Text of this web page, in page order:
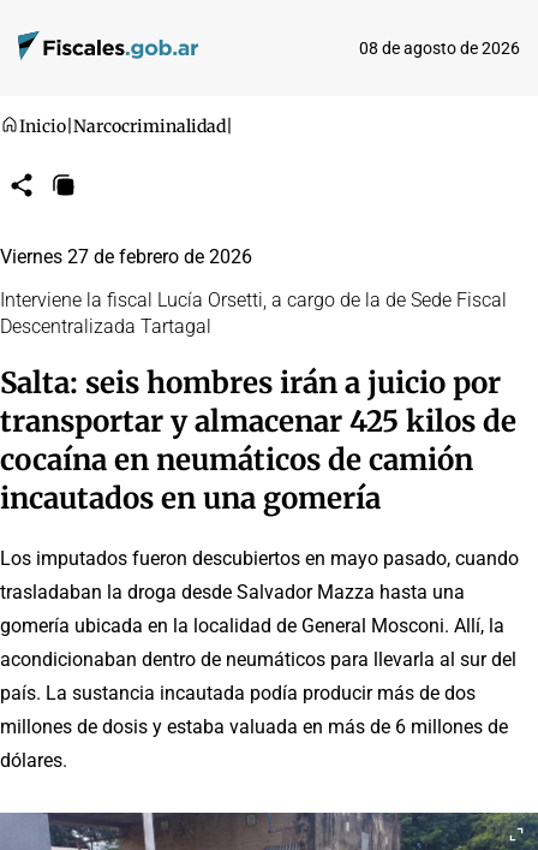
08 de agosto de 2026
Inicio Narcocriminalidad
CompartirCopiar
Viernes 27 de febrero de 2026
Interviene la fiscal Lucía Orsetti, a cargo de la de Sede Fiscal
Descentralizada Tartagal
Salta: seis hombres irán a juicio por
transportar y almacenar 425 kilos de
cocaína en neumáticos de camión
incautados en una gomería
Los imputados fueron descubiertos en mayo pasado, cuando
trasladaban la droga desde Salvador Mazza hasta una
gomería ubicada en la localidad de General Mosconi. Allí, la
acondicionaban dentro de neumáticos para llevarla al sur del
país. La sustancia incautada podía producir más de dos
millones de dosis y estaba valuada en más de 6 millones de
dólares.